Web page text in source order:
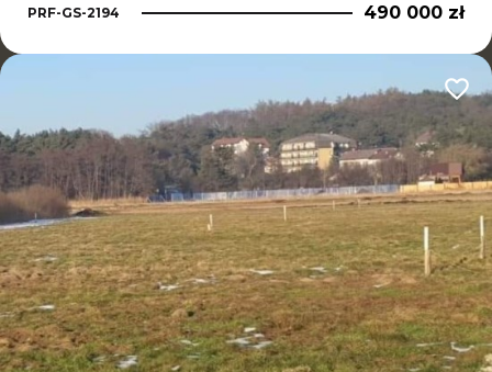
PRF-GS-2194 490 000 zł